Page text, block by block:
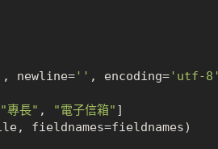
, newline='' , encoding='utf-8'
"專長" , "電子信箱" ]